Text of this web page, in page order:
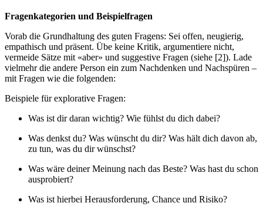
Fragenkategorien und Beispielfragen
Vorab die Grundhaltung des guten Fragens: Sei offen, neugierig,
empathisch und präsent. Übe keine Kritik, argumentiere nicht,
vermeide Sätze mit «aber» und suggestive Fragen (siehe [2]). Lade
vielmehr die andere Person ein zum Nachdenken und Nachspüren –
mit Fragen wie die folgenden:
Beispiele für explorative Fragen:
Was ist dir daran wichtig? Wie fühlst du dich dabei?
Was denkst du? Was wünscht du dir? Was hält dich davon ab,
zu tun, was du dir wünschst?
Was wäre deiner Meinung nach das Beste? Was hast du schon
ausprobiert?
Was ist hierbei Herausforderung, Chance und Risiko?